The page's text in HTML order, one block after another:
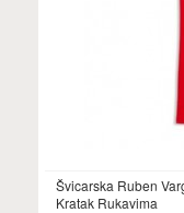
Švicarska Ruben
Kratak Rukavima